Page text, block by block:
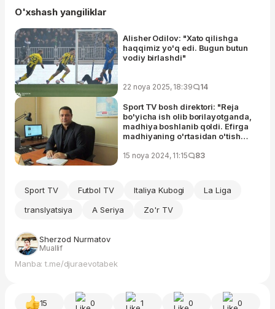
O'xshash yangiliklar
Alisher Odilov: "Xato qilishga
haqqimiz yo'q edi. Bugun butun
vodiy birlashdi"
22 noya 2025, 18:39 14
Sport TV bosh direktori: "Reja
bo'yicha ish olib borilayotganda,
madhiya boshlanib qoldi. Efirga
madhiyaning o'rtasidan o'tish
kutildi"
15 noya 2024, 11:15 83
Sport TV Futbol TV Italiya Kubogi
La Liga
translyatsiya
A Seriya Zo'r TV
Sherzod Nurmatov
Muallif
Manba: t.me/djuraevotabek
15 0 1 0 0